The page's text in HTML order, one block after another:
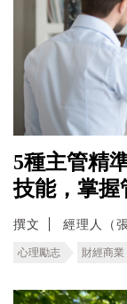
5種主管精
技能，掌握
撰文 經理人（
心理勵志 財經商業